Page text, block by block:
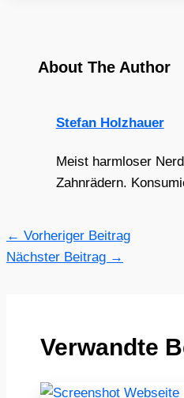
About The Author
Stefan Holzhauer
Meist harmloser
Zahnrädern.
← Vorheriger Beitrag
Nächster Beitrag →
Verwandte